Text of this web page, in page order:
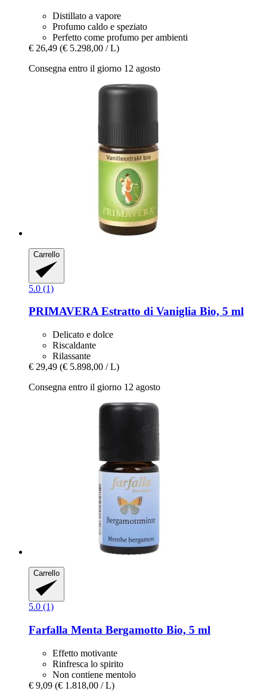
Distillato a vapore
Profumo caldo e speziato
Perfetto come profumo per ambienti
€ 26,49 (€ 5.298,00 / L)
Consegna entro il giorno 12 agosto
Carrello
5.0 (1)
PRIMAVERAEstratto di Vaniglia Bio, 5 ml
Delicato e dolce
Riscaldante
Rilassante
€ 29,49 (€ 5.898,00 / L)
Consegna entro il giorno 12 agosto
Carrello
5.0 (1)
Farfalla Menta Bergamotto Bio, 5 ml
Effetto motivante
Rinfresca lo spirito
Non contiene mentolo
€ 9,09 (€ 1.818,00 / L)